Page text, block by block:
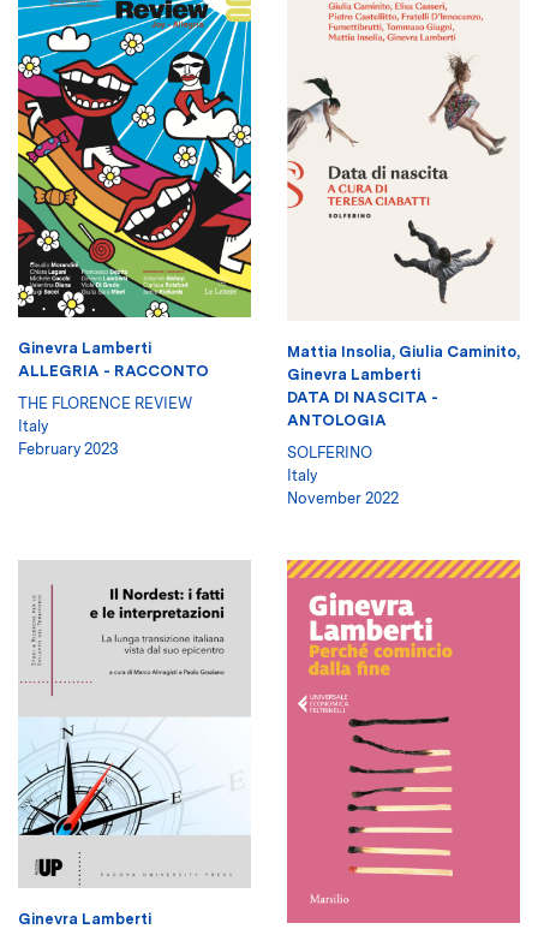
Ginevra Lamberti
ALLEGRIA - RACCONTO
THE FLORENCE REVIEW
Italy
February 2023
Mattia Insolia, Giulia Caminito,
Ginevra Lamberti
DATA DI NASCITA -
ANTOLOGIA
SOLFERINO
Italy
November 2022
Ginevra Lamberti